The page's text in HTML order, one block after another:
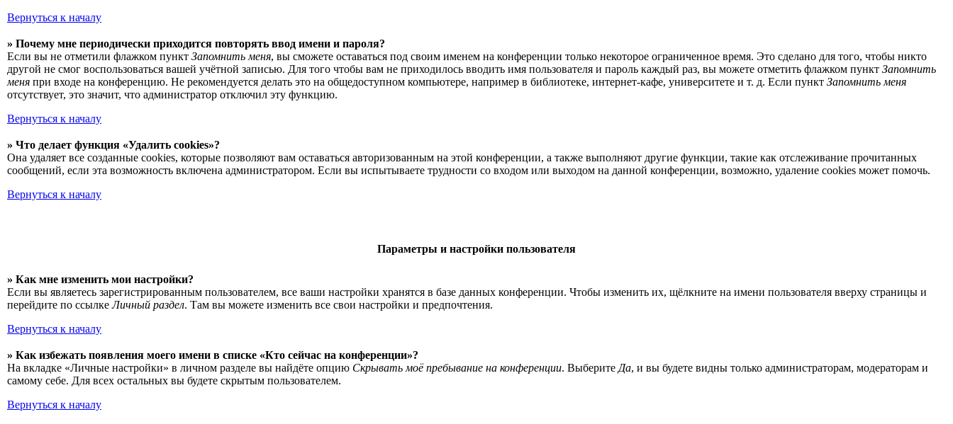
Вернуться к началу
» Почему мне периодически приходится повторять ввод имени и пароля?
Если вы не отметили флажком пункт Запомнить меня, вы сможете оставаться под своим именем на конференции только некоторое ограниченное время. Это сделано для того, чтобы никто
другой не смог воспользоваться вашей учётной записью. Для того чтобы вам не приходилось вводить имя пользователя и пароль каждый раз, вы можете отметить флажком пункт Запомнить
меня при входе на конференцию. Не рекомендуется делать это на общедоступном компьютере, например в библиотеке, интернет-кафе, университете и т. д. Если пункт Запомнить меня
отсутствует, это значит, что администратор отключил эту функцию.
Вернуться к началу
» Что делает функция «Удалить cookies»?
Она удаляет все созданные cookies, которые позволяют вам оставаться авторизованным на этой конференции, а также выполняют другие функции, такие как отслеживание прочитанных
сообщений, если эта возможность включена администратором. Если вы испытываете трудности со входом или выходом на данной конференции, возможно, удаление cookies может помочь.
Вернуться к началу
Параметры и настройки пользователя
» Как мне изменить мои настройки?
Если вы являетесь зарегистрированным пользователем, все ваши настройки хранятся в базе данных конференции. Чтобы изменить их, щёлкните на имени пользователя вверху страницы и
перейдите по ссылкеЛичный раздел. Там вы можете изменить все свои настройки и предпочтения.
Вернуться к началу
» Как избежать появления моего имени в списке «Кто сейчас на конференции»?
На вкладке «Личные настройки» в личном разделе вы найдёте опцию Скрывать моё пребывание на конференции. Выберите Да, и вы будете видны только администраторам, модераторам и
самому себе. Для всех остальных вы будете скрытым пользователем.
Вернуться к началу